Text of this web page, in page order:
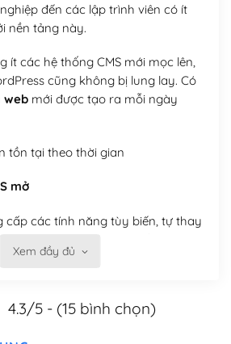
đến các lập trình viên có ít
nền tảng này.
ít các hệ thống CMS mới mọc lên,
cũng không bị lung lay. Có
webmới được tạo ra mỗi ngày
tồn tại theo thời gian
mở
cấp các tính năng tùy biến, tự thay
phải sử dụng dịch vụ tại bất
ký một tên miền và hosting để
Xem đầy đủ
4.3/5 - (15 bình chọn)